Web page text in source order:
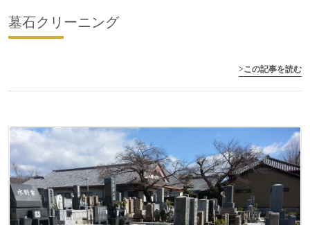
墓石クリーニング
>この記事を読む